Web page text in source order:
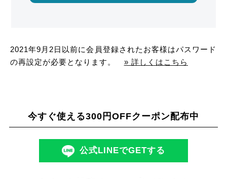
2021年9月2日以前に会員登録されたお客様はパスワード
の再設定が必要となります。 » 詳しくはこちら
今すぐ使える300円OFFクーポン配布中
公式LINEでGETする